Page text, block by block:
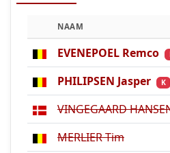
NAAM
EVENEPOEL Remco
PHILIPSEN Jasper
K
VINGEGAARD
MERLIER Tim